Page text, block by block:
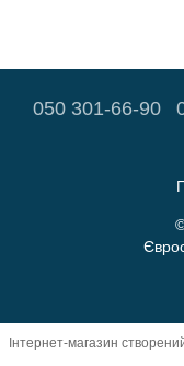
050 301-66-90
Інтернет-магазин